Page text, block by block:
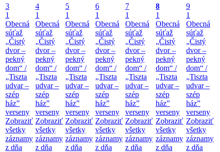
3
1
Obecná
súťaž
„Čistý
dvor –
pekný
dom“ /
„Tiszta
udvar –
szép
ház”
verseny
Zobraziť
všetky
záznamy
z dňa
4
1
Obecná
súťaž
„Čistý
dvor –
pekný
dom“ /
„Tiszta
udvar –
szép
ház”
verseny
Zobraziť
všetky
záznamy
z dňa
5
1
Obecná
súťaž
„Čistý
dvor –
pekný
dom“ /
„Tiszta
udvar –
szép
ház”
verseny
Zobraziť
všetky
záznamy
z dňa
6
1
Obecná
súťaž
„Čistý
dvor –
pekný
dom“ /
„Tiszta
udvar –
szép
ház”
verseny
Zobraziť
všetky
záznamy
z dňa
7
1
Obecná
súťaž
„Čistý
dvor –
pekný
dom“ /
„Tiszta
udvar –
szép
ház”
verseny
Zobraziť
všetky
záznamy
z dňa
8
1
Obecná
súťaž
„Čistý
dvor –
pekný
dom“ /
„Tiszta
udvar –
szép
ház”
verseny
Zobraziť
všetky
záznamy
z dňa
9
1
Obecná
súťaž
„Čistý
dvor –
pekný
dom“ /
„Tiszta
udvar –
szép
ház”
verseny
Zobraziť
všetky
záznamy
z dňa